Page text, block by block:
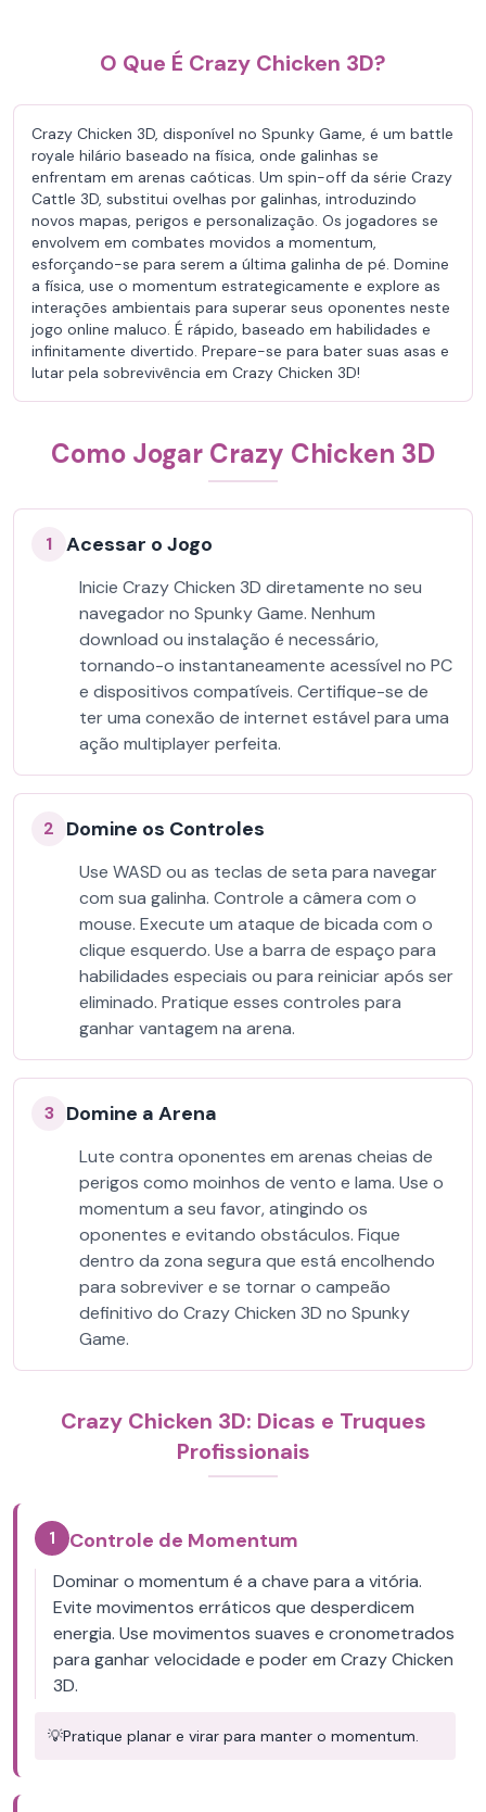
O Que É Crazy Chicken 3D?
Crazy Chicken 3D, disponível no Spunky Game, é um battle
royale hilário baseado na física, onde galinhas se
enfrentam em arenas caóticas. Um spin-off da série Crazy
Cattle 3D, substitui ovelhas por galinhas, introduzindo
novos mapas, perigos e personalização. Os jogadores se
envolvem em combates movidos a momentum,
esforçando-se para serem a última galinha de pé. Domine
a física, use o momentum estrategicamente e explore as
interações ambientais para superar seus oponentes neste
jogo online maluco. É rápido, baseado em habilidades e
infinitamente divertido. Prepare-se para bater suas asas e
lutar pela sobrevivência em Crazy Chicken 3D!
Como Jogar Crazy Chicken 3D
1 Acessar o Jogo
Inicie Crazy Chicken 3D diretamente no seu
navegador no Spunky Game. Nenhum
download ou instalação é necessário,
tornando-o instantaneamente acessível no PC
e dispositivos compatíveis. Certifique-se de
ter uma conexão de internet estável para uma
ação multiplayer perfeita.
2 Domine os Controles
Use WASD ou as teclas de seta para navegar
com sua galinha. Controle a câmera com o
mouse. Execute um ataque de bicada com o
clique esquerdo. Use a barra de espaço para
habilidades especiais ou para reiniciar após ser
eliminado. Pratique esses controles para
ganhar vantagem na arena.
3 Domine a Arena
Lute contra oponentes em arenas cheias de
perigos como moinhos de vento e lama. Use o
momentum a seu favor, atingindo os
oponentes e evitando obstáculos. Fique
dentro da zona segura que está encolhendo
para sobreviver e se tornar o campeão
definitivo do Crazy Chicken 3D no Spunky
Game.
Crazy Chicken 3D: Dicas e Truques
Profissionais
1 Controle de Momentum
Dominar o momentum é a chave para a vitória.
Evite movimentos erráticos que desperdicem
energia. Use movimentos suaves e cronometrados
para ganhar velocidade e poder em Crazy Chicken
3D.
💡Pratique planar e virar para manter o momentum.